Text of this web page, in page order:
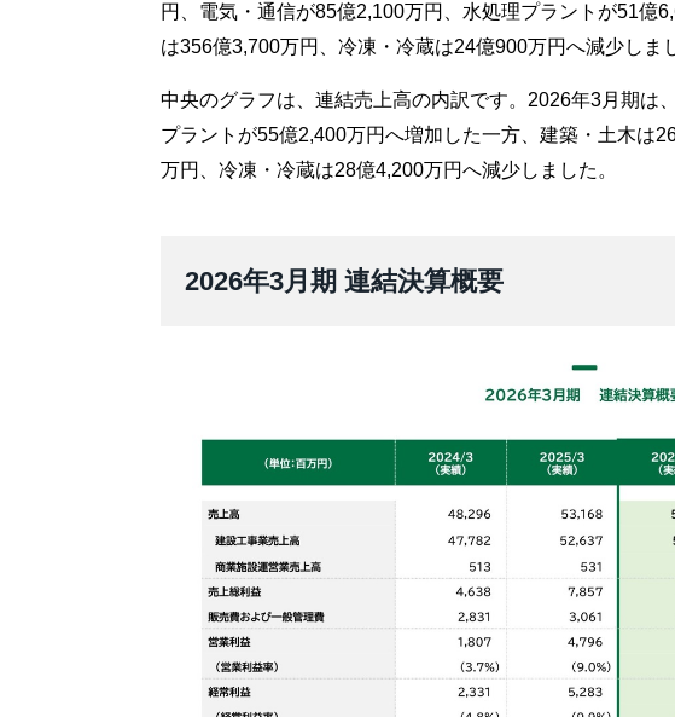
円、電気・通信が85億2,100万円、水処理プラントが51億
は356億3,700万円、冷凍・冷蔵は24億900万円へ減少しま
中央のグラフは、連結売上高の内訳です。2026年3月期は
プラントが55億2,400万円へ増加した一方、建築・土木は
万円、冷凍・冷蔵は28億4,200万円へ減少しました。
2026年3月期 連結決算概要